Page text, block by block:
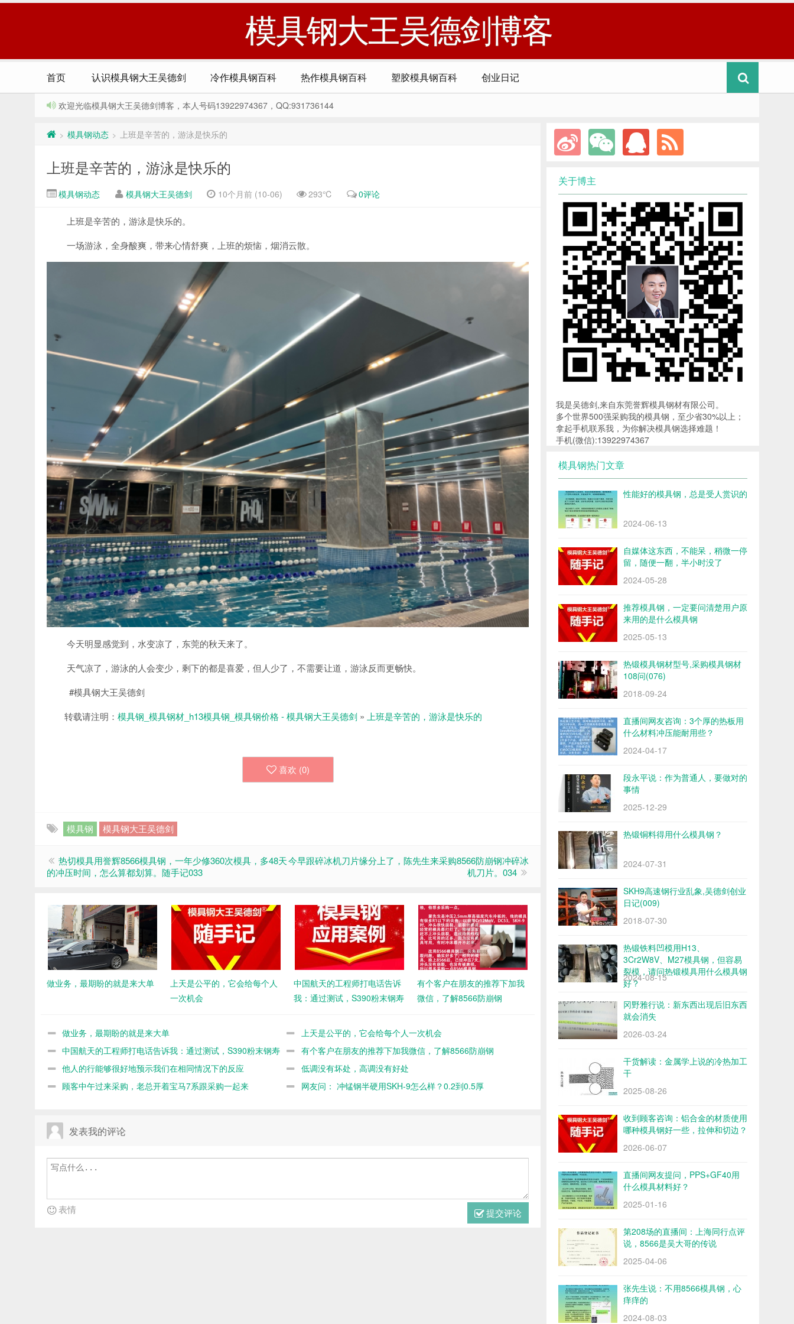
模具钢大王吴德剑博客
首页 认识模具钢大王吴德剑 冷作模具钢百科 热作模具钢百科 塑胶模具钢百科 创业日记
欢迎光临模具钢大王吴德剑博客，本人号码13922974367，QQ:931736144
> 模具钢动态 > 上班是辛苦的，游泳是快乐的
上班是辛苦的，游泳是快乐的
模具钢动态 模具钢大王吴德剑 10个月前 (10-06) 293℃ 0评论
上班是辛苦的，游泳是快乐的。
一场游泳，全身酸爽，带来心情舒爽，上班的烦恼，烟消云散。
今天明显感觉到，水变凉了，东莞的秋天来了。
天气凉了，游泳的人会变少，剩下的都是喜爱，但人少了，不需要让道，游泳反而更畅快。
#模具钢大王吴德剑
转载请注明： 模具钢_模具钢材_h13模具钢_模具钢价格 - 模具钢大王吴德剑 » 上班是辛苦的，游泳是快乐的
喜欢 (0)
模具钢 模具钢大王吴德剑
热切模具用誉辉8566模具钢，一年少修360次模具，多48天
的冲压时间，怎么算都划算。随手记033
今早跟碎冰机刀片缘分上了，陈先生来采购8566防崩钢冲碎冰
机刀片。034
做业务，最期盼的就是来大单
上天是公平的，它会给每个人
一次机会
中国航天的工程师打电话告诉
我：通过测试，S390粉末钢寿
有个客户在朋友的推荐下加我
微信，了解8566防崩钢
做业务，最期盼的就是来大单
上天是公平的，它会给每个人一次机会
中国航天的工程师打电话告诉我：通过测试，S390粉末钢寿
命不如8566
有个客户在朋友的推荐下加我微信，了解8566防崩钢
他人的行能够很好地预示我们在相同情况下的反应
低调没有坏处，高调没有好处
顾客中午过来采购，老总开着宝马7系跟采购一起来
网友问： 冲锰钢半硬用SKH-9怎么样？0.2到0.5厚
发表我的评论
提交评论
表情
关于博主
我是吴德剑,来自东莞誉辉模具钢材有限公司。
多个世界500强采购我的模具钢，至少省30%以上；
拿起手机联系我，为你解决模具钢选择难题！
手机(微信):13922974367
模具钢热门文章
性能好的模具钢，总是受人赏识的
2024-06-13
自媒体这东西，不能呆，稍微一停
留，随便一翻，半小时没了
2024-05-28
推荐模具钢，一定要问清楚用户原
来用的是什么模具钢
2025-05-13
热锻模具钢材型号,采购模具钢材
108问(076)
2018-09-24
直播间网友咨询：3个厚的热板用
什么材料冲压能耐用些？
2024-04-17
段永平说：作为普通人，要做对的
事情
2025-12-29
热锻铜料得用什么模具钢？
2024-07-31
SKH9高速钢行业乱象,吴德剑创业
日记(009)
2018-07-30
热锻铁料凹模用H13、
3Cr2W8V、M27模具钢，但容易
裂模，请问热锻模具用什么模具钢
好？
2024-08-15
冈野雅行说：新东西出现后旧东西
就会消失
2026-03-24
干货解读：金属学上说的冷热加工
干
2025-08-26
收到顾客咨询：铝合金的材质使用
哪种模具钢好一些，拉伸和切边？
2026-06-07
直播间网友提问，PPS+GF40用
什么模具材料好？
2025-01-16
第208场的直播间：上海同行点评
说，8566是吴大哥的传说
2025-04-06
张先生说：不用8566模具钢，心
痒痒的
2024-08-03